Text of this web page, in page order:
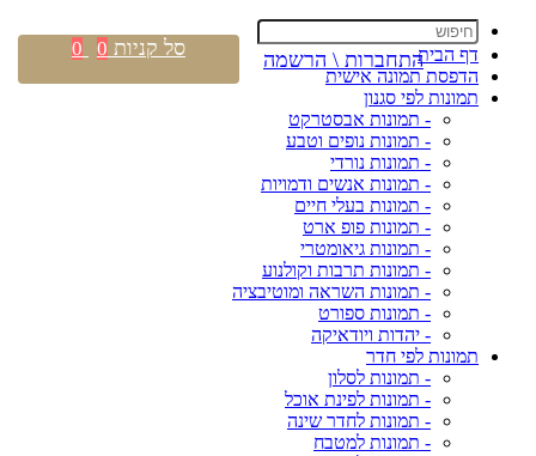
דף הבית
הדפסת תמונה אישית
תמונות לפי סגנון
- תמונות אבסטרקט
- תמונות נופים וטבע
- תמונות נורדי
- תמונות אנשים ודמויות
- תמונות בעלי חיים
- תמונות פופ ארט
- תמונות גיאומטרי
- תמונות תרבות וקולנוע
- תמונות השראה ומוטיבציה
- תמונות ספורט
- יהדות ויודאיקה
תמונות לפי חדר
- תמונות לסלון
- תמונות לפינת אוכל
- תמונות לחדר שינה
- תמונות למטבח
התחברות \ הרשמה סל קניות 0
0